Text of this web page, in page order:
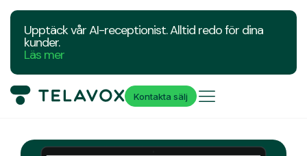
Upptäck vår AI-receptionist. Alltid redo för dina
kunder.
Läs mer
Kontakta sälj